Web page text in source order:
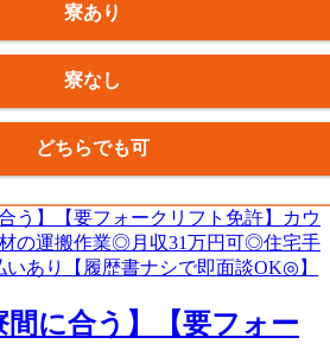
寮あり
寮なし
どちらでも可
間に合う】【要フォー